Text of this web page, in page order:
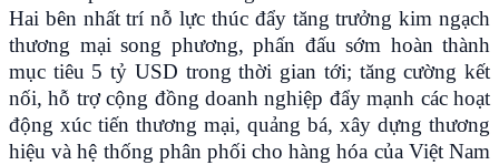
Hai bên nhất trí nỗ lực thúc đẩy tăng trưởng kim ngạch
thương mại song phương, phấn đấu sớm hoàn thành
mục tiêu 5 tỷ USD trong thời gian tới; tăng cường kết
nối, hỗ trợ cộng đồng doanh nghiệp đẩy mạnh các hoạt
động xúc tiến thương mại, quảng bá, xây dựng thương
hiệu và hệ thống phân phối cho hàng hóa của Việt Nam